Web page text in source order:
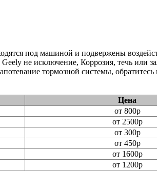
под машиной и подвержены
не исключение, Коррозия, течь или
тормозной системы,
Цена
от 800р
от 2500р
от 300р
от 450р
от 1600р
от 1200р